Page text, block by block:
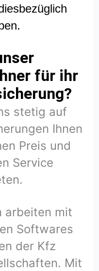
für ihr
stetig auf
Ihnen
Preis und
Service
arbeiten mit
Softwares
der Kfz
Mit